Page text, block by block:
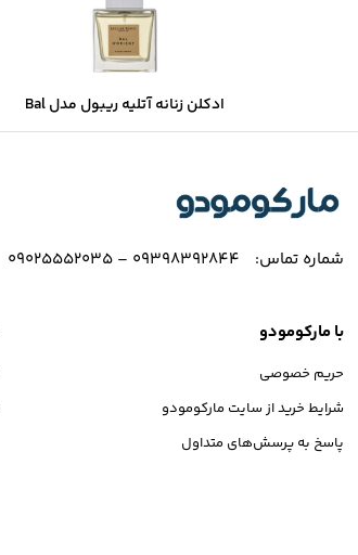
ادکلن زنانه آتلیه ریبول مدل Bal
D’orient
شماره تماس: ۰۹۳۹۸۳۹۲۸۴۴ – ۰۹۰۲۵۵۵۲۰۳۵
با مارکومودو
حریم خصوصی
شرایط خرید از سایت مارکومودو
پاسخ به پرسش‌های متداول